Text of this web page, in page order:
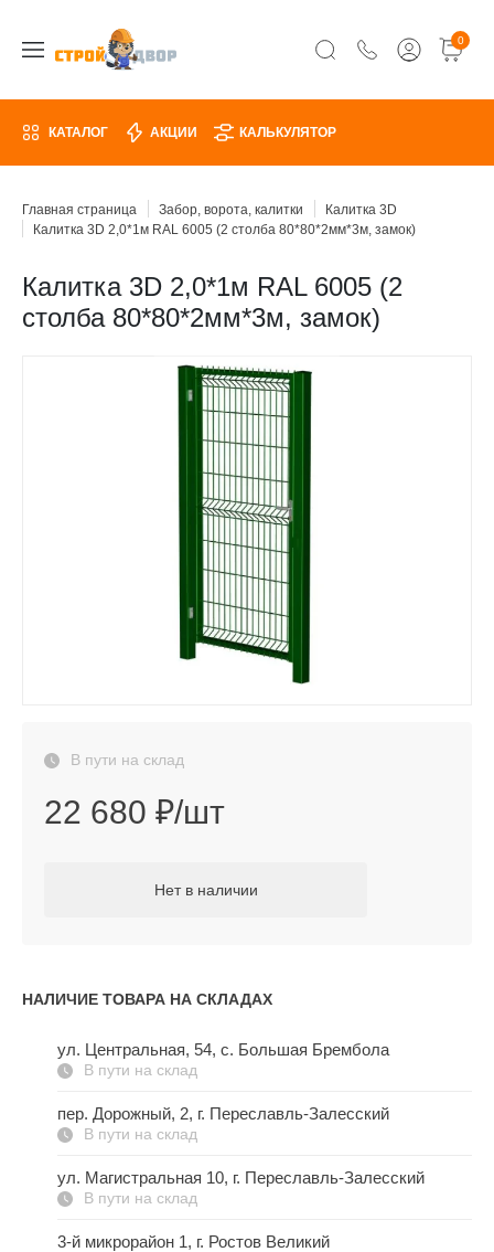
0
КАТАЛОГ АКЦИИ КАЛЬКУЛЯТОР
Главная страница Забор, ворота, калитки
Калитка 3D
Калитка 3D 2,0*1м RAL 6005 (2 столба 80*80*2мм*3м, замок)
Калитка 3D 2,0*1м RAL 6005 (2
столба 80*80*2мм*3м, замок)
В пути на склад
22 680 ₽/шт
Нет в наличии
НАЛИЧИЕ ТОВАРА НА СКЛАДАХ
ул. Центральная, 54, c. Большая Брембола
В пути на склад
пер. Дорожный, 2, г. Переславль-Залесский
В пути на склад
ул. Магистральная 10, г. Переславль-Залесский
В пути на склад
3-й микрорайон 1, г. Ростов Великий